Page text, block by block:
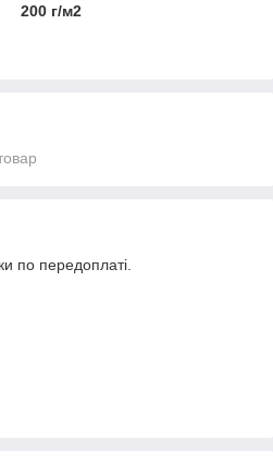
200 г/м2
по передоплаті.